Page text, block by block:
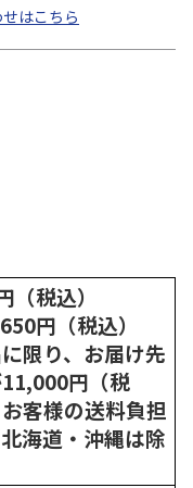
はこちら
税込）
円（税込）
限り、お届け先
円（税
客様の送料負担
海道・沖縄は除